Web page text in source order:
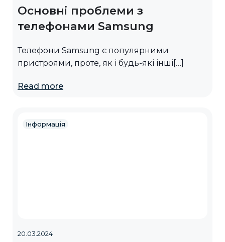
Основні проблеми з
телефонами Samsung
Телефони Samsung є популярними
пристроями, проте, як і будь-які інші[…]
Read more
Інформація
20.03.2024